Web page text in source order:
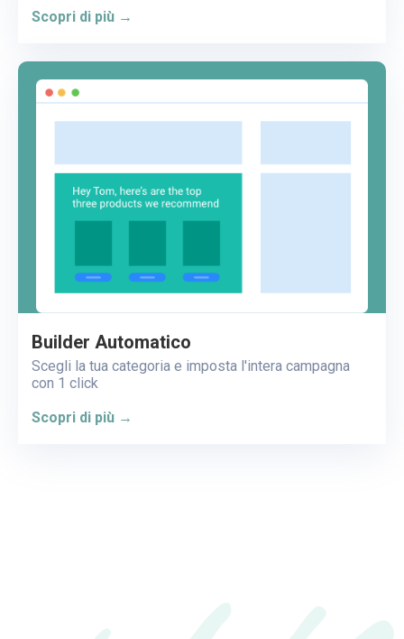
Scopri di più →
Builder Automatico
Scegli la tua categoria e imposta l'intera campagna
con 1 click
Scopri di più →